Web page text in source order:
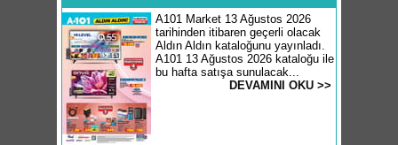
A101 Market 13 Ağustos 2026
tarihinden itibaren geçerli olacak
Aldın Aldın kataloğunu yayınladı.
A101 13 Ağustos 2026 kataloğu ile
bu hafta satışa sunulacak...
DEVAMINI OKU >>